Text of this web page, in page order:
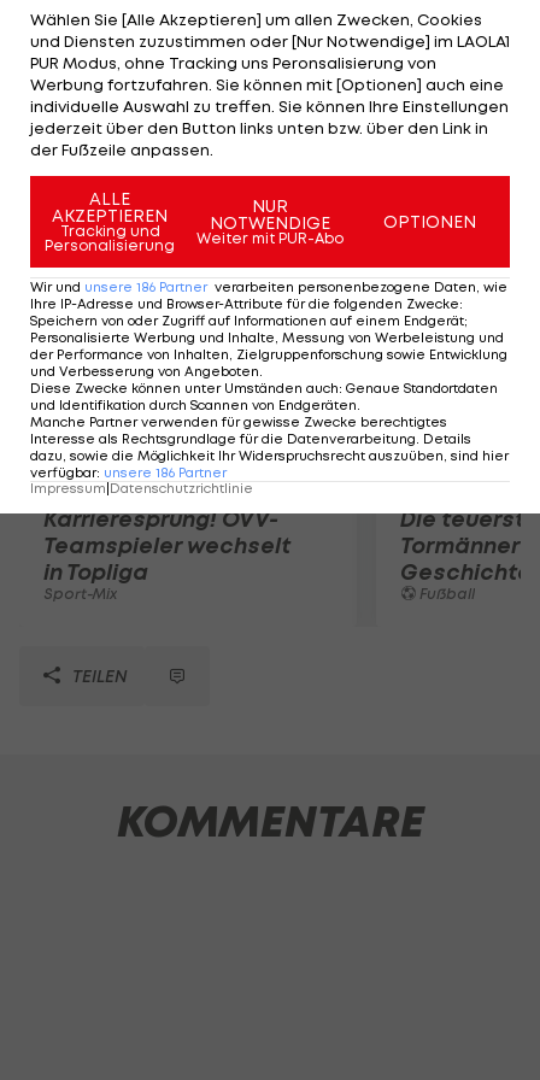
zumindest das Auswärtsspiel beim SV
Mattersburg in der 14. Runde verpassen. Weitere
Untersuchungen am Dienstag und Mittwoch sollen
einen genauen Aufschluss über die Schwere der
Verletzung ergeben. Der 31-Jährige war bisher in
allen Meisterschaftspartien im Einsatz.
Mehr zum Thema
Karrieresprung! ÖVV-
Teamspieler wechselt
in Topliga
Sport-Mix
Die
Tormänner
Geschichte
Fußball
TEILEN
KOMMENTARE
Wählen Sie [Alle Akzeptieren] um allen Zwecken, Cookies
und Diensten zuzustimmen oder [Nur Notwendige] im LAOLA1
PUR Modus, ohne Tracking uns Peronsalisierung von
Werbung fortzufahren. Sie können mit [Optionen] auch eine
individuelle Auswahl zu treffen. Sie können Ihre Einstellungen
jederzeit über den Button links unten bzw. über den Link in
der Fußzeile anpassen.
ALLE
AKZEPTIEREN
Tracking und
Personalisierung
NUR
NOTWENDIGE
Weiter mit PUR-Abo
OPTIONEN
Wir und unsere 186 Partner verarbeiten personenbezogene Daten, wie
Ihre IP-Adresse und Browser-Attribute für die folgenden Zwecke:
Speichern von oder Zugriff auf Informationen auf einem Endgerät;
Personalisierte Werbung und Inhalte, Messung von Werbeleistung und
der Performance von Inhalten, Zielgruppenforschung sowie Entwicklung
und Verbesserung von Angeboten.
Diese Zwecke können unter Umständen auch: Genaue Standortdaten
und Identifikation durch Scannen von Endgeräten.
Manche Partner verwenden für gewisse Zwecke berechtigtes
Interesse als Rechtsgrundlage für die Datenverarbeitung. Details
dazu, sowie die Möglichkeit Ihr Widerspruchsrecht auszuüben, sind hier
verfügbar: unsere 186 Partner
Impressum Datenschutzrichtlinie